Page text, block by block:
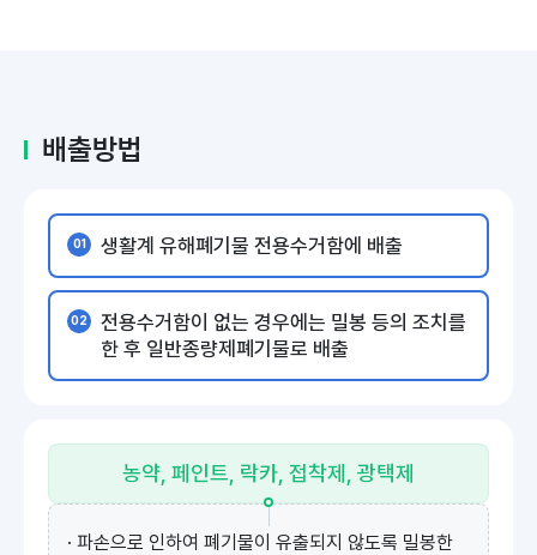
배출방법
생활계 유해폐기물 전용수거함에 배출
전용수거함이 없는 경우에는 밀봉 등의 조치를
한 후 일반종량제폐기물로 배출
농약, 페인트, 락카, 접착제, 광택제
· 파손으로 인하여 폐기물이 유출되지 않도록 밀봉한